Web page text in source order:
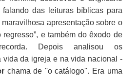
falando das leituras bíblicas para
maravilhosa apresentação sobre o
e também do êxodo de
Depois analisou os
vida da igreja e na vida nacional -
chama de ''o catálogo''. Era uma